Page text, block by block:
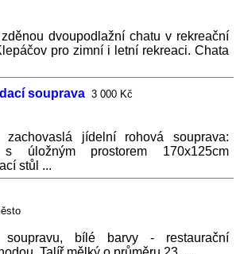
dvoupodlažní chatu v rekreační
pro zimní i letní rekreaci. Chata
souprava 3 000 Kč
zachovaslá jídelní rohová souprava:
s úložným prostorem 170x125cm
stůl ...
soupravu, bílé barvy - restaurační